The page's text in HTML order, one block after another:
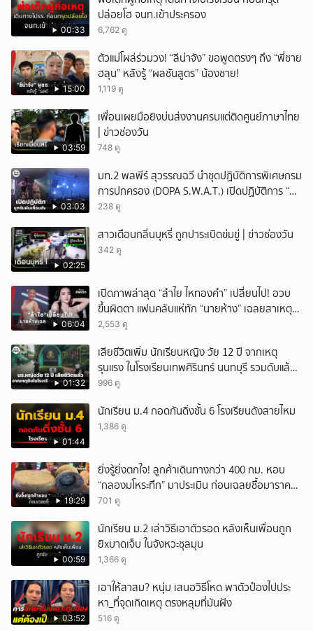
00:33
ปล่อยโฮ จนท.เข้าประครอง
6,762 ดู
15:00
ตัวแม่โผล่ร่วมวง! “ลีน่าจัง” ขอพูดตรงๆ ถึง “พี่ชาย
ฮลุน” หลังรู้ “ผลชันสูตร” น้องชาย!
1,119 ดู
03:59
เพื่อนเผยมือยิงบ่นส่งงานครบแต่ติดศูนย์ภาษาไทย
| ข่าวช่องวัน
748 ดู
03:03
มท.2 พลพีร์ สุวรรณฉวี นำชุดปฏิบัติการพิเศษกรม
การปกครอง (DOPA S.W.A.T.) เปิดปฏิบัติการ “บา
รมีโสธร” บุกจับผับเถื่อนอัพยา กลางเมืองแปดริ้ว
238 ดู
02:25
สาวเตือนกลิ่นบุหรี่ ถูกปาระเบิดข่มขู่ | ข่าวช่องวัน
342 ดู
06:04
เปิดภาพล่าสุด “ลำไย ไหทองคำ” เปลี่ยนไป! อวบ
ขึ้นผิดตา แฟนคลับแห่ทัก “นายห้าง” เฉลยสาเหตุ
ชัด!
2,553 ดู
01:32
เสียชีวิตเพิ่ม นักเรียนหญิง วัย 12 ปี จากเหตุ
รุนแรง ในโรงเรียนเทพศิรินทร์ นนทบุรี รวมดับแล้ว
9 ราย
996 ดู
01:44
นักเรียน ม.4 กอดกันดิ่งชั้น 6 โรงเรียนดังสายไหม
1,386 ดู
19:29
ยิ่งรู้ยิ่งตกใจ! ลูกค้าเดินทางกว่า 400 กม. หอบ
“กลองมโหระทึก” มาประเมิน ก่อนเฉลยซื้อมาราคา
เท่าไหร่?
701 ดู
00:59
นักเรียน ม.2 เล่าวิธีเอาตัวรอด หลังเห็นเพื่อนถูก
ยิxบาดเจ็บ ในจังหวะชุลมุน
1,366 ดู
03:52
เอาให้สาสม? หนุ่ม เสนอวิธีโหด พาตัวป๋องไปประ
หา_ที่จุดเกิดเหตุ ตรงหลุมที่มันฝัง
516 ดู